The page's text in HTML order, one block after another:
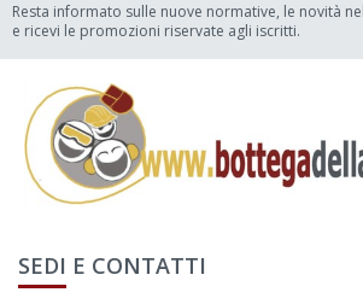
Resta informato sulle nuove normative, le novità
e ricevi le promozioni riservate agli iscritti.
SEDI E CONTATTI